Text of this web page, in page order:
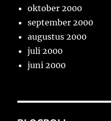
oktober 2000
september 2000
augustus 2000
juli 2000
juni 2000